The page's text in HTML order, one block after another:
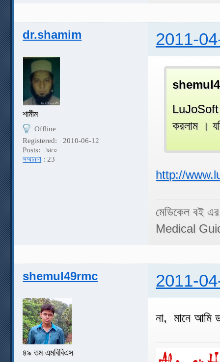
dr.shamim 2011-
শামীম
Offline
Registered:
2010-06-12
Posts:
৯৮০
সম্মাননা : 23
LuJoSoft
করলাম ।
http://
মেডিকেল বই
Medical
shemul49rmc 2011-
৪৯ তম এমবিবিএস
না, মানে আমি